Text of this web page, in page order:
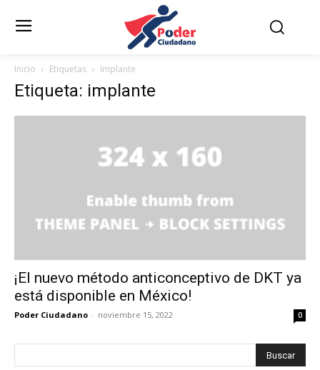
Inicio Etiquetas Implante
Etiqueta: implante
¡El nuevo método anticonceptivo de DKT ya
está disponible en México!
Poder Ciudadano - noviembre 15, 2022 0